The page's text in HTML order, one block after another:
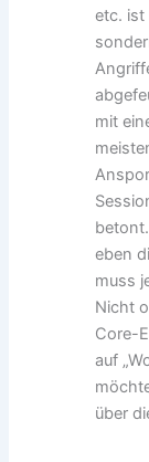
etc. ist
mit
eben
muss
Nicht
Core-
auf
über